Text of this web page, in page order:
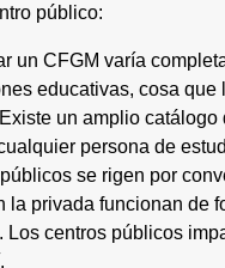
público:
un CFGM varía
educativas, cosa
un amplio
persona de
se rigen por
la privada funcionan de
centros públicos